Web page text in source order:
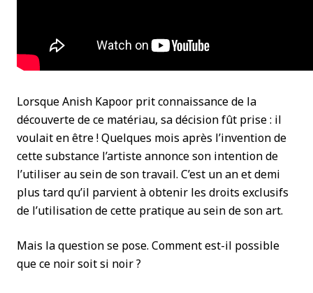
Lorsque Anish Kapoor prit connaissance de la
découverte de ce matériau, sa décision fût prise : il
voulait en être ! Quelques mois après l’invention de
cette substance l’artiste annonce son intention de
l’utiliser au sein de son travail. C’est un an et demi
plus tard qu’il parvient à obtenir les droits exclusifs
de l’utilisation de cette pratique au sein de son art.
Mais la question se pose. Comment est-il possible
que ce noir soit si noir ?